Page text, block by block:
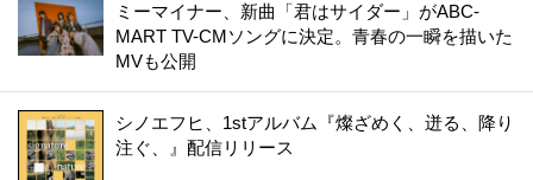
ミーマイナー、新曲「君はサイダー」がABC-
MART TV-CMソングに決定。青春の一瞬を描いた
MVも公開
シノエフヒ、1stアルバム『燦ざめく、迸る、降り
注ぐ、』配信リリース